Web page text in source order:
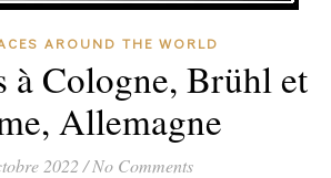
AROUND THE WORLD
à Cologne, Brühl et
Allemagne
2022 / No Comments